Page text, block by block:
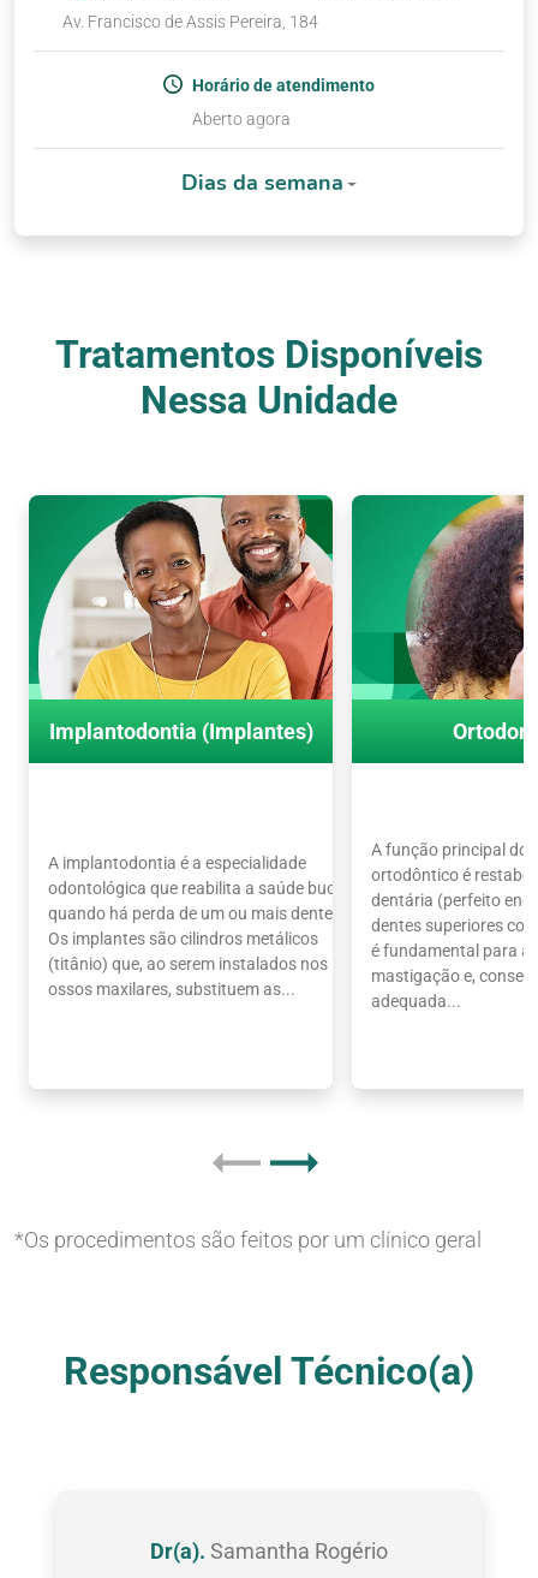
Nossos Tratamentos
Av. Francisco de Assis Pereira, 184
Horário de atendimento
Aberto agora
Dias da semana
Tratamentos Disponíveis
Nessa Unidade
Implantodontia (Implantes)
A implantodontia é a especialidade
odontológica que reabilita a saúde bucal
quando há perda de um ou mais dentes.
Os implantes são cilindros metálicos
(titânio) que, ao serem instalados nos
ossos maxilares, substituem as...
A função principal do
ortodôntico é
dentária (perfeito
dentes superiores
é fundamental para a
mastigação e,
adequada...
*Os procedimentos são feitos por um clínico geral
Responsável Técnico(a)
Dr(a). Samantha Rogério